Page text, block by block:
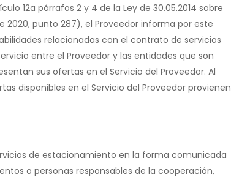
12a párrafos 2 y 4 de la Ley de 30.05.2014 sobre
punto 287), el Proveedor informa por este
relacionadas con el contrato de servicios
entre el Proveedor y las entidades que son
sus ofertas en el Servicio del Proveedor. Al
disponibles en el Servicio del Proveedor provienen
de estacionamiento en la forma comunicada
o personas responsables de la cooperación,